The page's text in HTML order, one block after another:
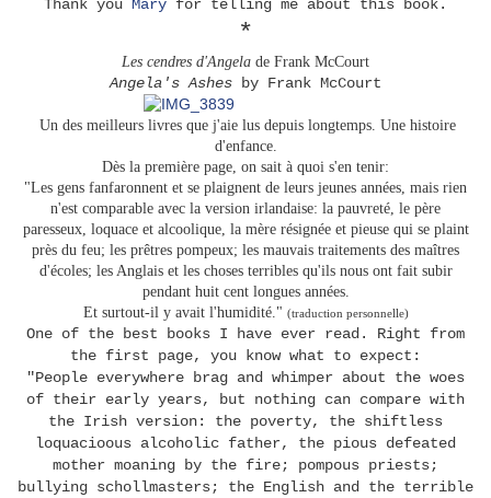
Thank you Mary for telling me about this book.
*
Les cendres d'Angela de Frank McCourt
Angela's Ashes by Frank McCourt
Un des meilleurs livres que j'aie lus depuis longtemps. Une histoire
d'enfance.
Dès la première page, on sait à quoi s'en tenir:
"Les gens fanfaronnent et se plaignent de leurs jeunes années, mais rien
n'est comparable avec la version irlandaise: la pauvreté, le père
paresseux, loquace et alcoolique, la mère résignée et pieuse qui se plaint
près du feu; les prêtres pompeux; les mauvais traitements des maîtres
d'écoles; les Anglais et les choses terribles qu'ils nous ont fait subir
pendant huit cent longues années.
Et surtout-il y avait l'humidité." (traduction personnelle)
One of the best books I have ever read. Right from
the first page, you know what to expect:
"People everywhere brag and whimper about the woes
of their early years, but nothing can compare with
the Irish version: the poverty, the shiftless
loquacioous alcoholic father, the pious defeated
mother moaning by the fire; pompous priests;
bullying schollmasters; the English and the terrible